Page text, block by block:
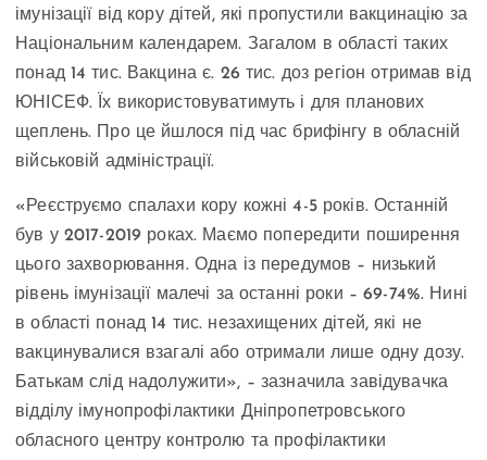
імунізації від кору дітей, які пропустили вакцинацію за
Національним календарем. Загалом в області таких
понад 14 тис. Вакцина є. 26 тис. доз регіон отримав від
ЮНІСЕФ. Їх використовуватимуть і для планових
щеплень. Про це йшлося під час брифінгу в обласній
військовій адміністрації.
«Реєструємо спалахи кору кожні 4-5 років. Останній
був у 2017-2019 роках. Маємо попередити поширення
цього захворювання. Одна із передумов – низький
рівень імунізації малечі за останні роки – 69-74%. Нині
в області понад 14 тис. незахищених дітей, які не
вакцинувалися взагалі або отримали лише одну дозу.
Батькам слід надолужити», – зазначила завідувачка
відділу імунопрофілактики Дніпропетровського
обласного центру контролю та профілактики